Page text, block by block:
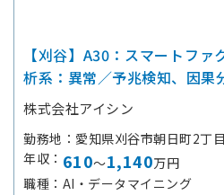
【刈谷】A30：スマートフ
析系：異常／予兆検知、因果
株式会社アイシン
勤務地
愛知県刈谷市朝日町2丁
年収
610～1,140万円
職種
AI・データマイニング